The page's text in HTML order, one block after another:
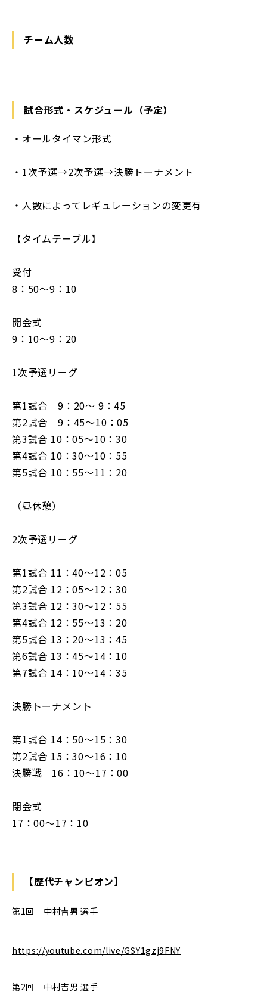
チーム人数
試合形式・スケジュール（予定）
・オールタイマン形式
・1次予選→2次予選→決勝トーナメント
・人数によってレギュレーションの変更有
【タイムテーブル】
受付
8：50～9：10
開会式
9：10～9：20
1次予選リーグ
第1試合 9：20～ 9：45
第2試合 9：45～10：05
第3試合 10：05～10：30
第4試合 10：30～10：55
第5試合 10：55～11：20
（昼休憩）
2次予選リーグ
第1試合 11：40～12：05
第2試合 12：05～12：30
第3試合 12：30～12：55
第4試合 12：55～13：20
第5試合 13：20～13：45
第6試合 13：45～14：10
第7試合 14：10～14：35
決勝トーナメント
第1試合 14：50～15：30
第2試合 15：30～16：10
決勝戦 16：10～17：00
閉会式
17：00～17：10
【歴代チャンピオン】
第1回 中村吉男 選手
https://youtube.com/live/GSY1gzj9FNY
第2回 中村吉男 選手